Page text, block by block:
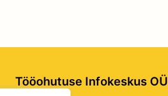
Tööohutuse Infokeskus OÜ